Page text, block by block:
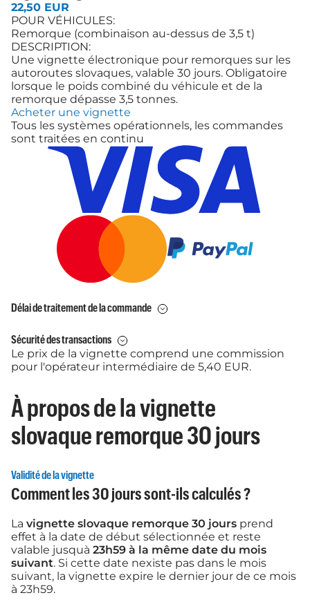
22,50 EUR
POUR VÉHICULES:
Remorque (combinaison au-dessus de 3,5 t)
DESCRIPTION:
Une vignette électronique pour remorques sur les
autoroutes slovaques, valable 30 jours. Obligatoire
lorsque le poids combiné du véhicule et de la
remorque dépasse 3,5 tonnes.
Acheter une vignette
Tous les systèmes opérationnels, les commandes
sont traitées en continu
Délai de traitement de la commande
Sécurité des transactions
Le prix de la vignette comprend une commission
pour l'opérateur intermédiaire de 5,40 EUR.
À propos de la vignette
slovaque remorque 30 jours
Validité de la vignette
Comment les 30 jours sont-ils calculés ?
La vignette slovaque remorque 30 jours prend
effet à la date de début sélectionnée et reste
valable jusquà 23h59 à la même date du mois
suivant. Si cette date nexiste pas dans le mois
suivant, la vignette expire le dernier jour de ce mois
à 23h59.